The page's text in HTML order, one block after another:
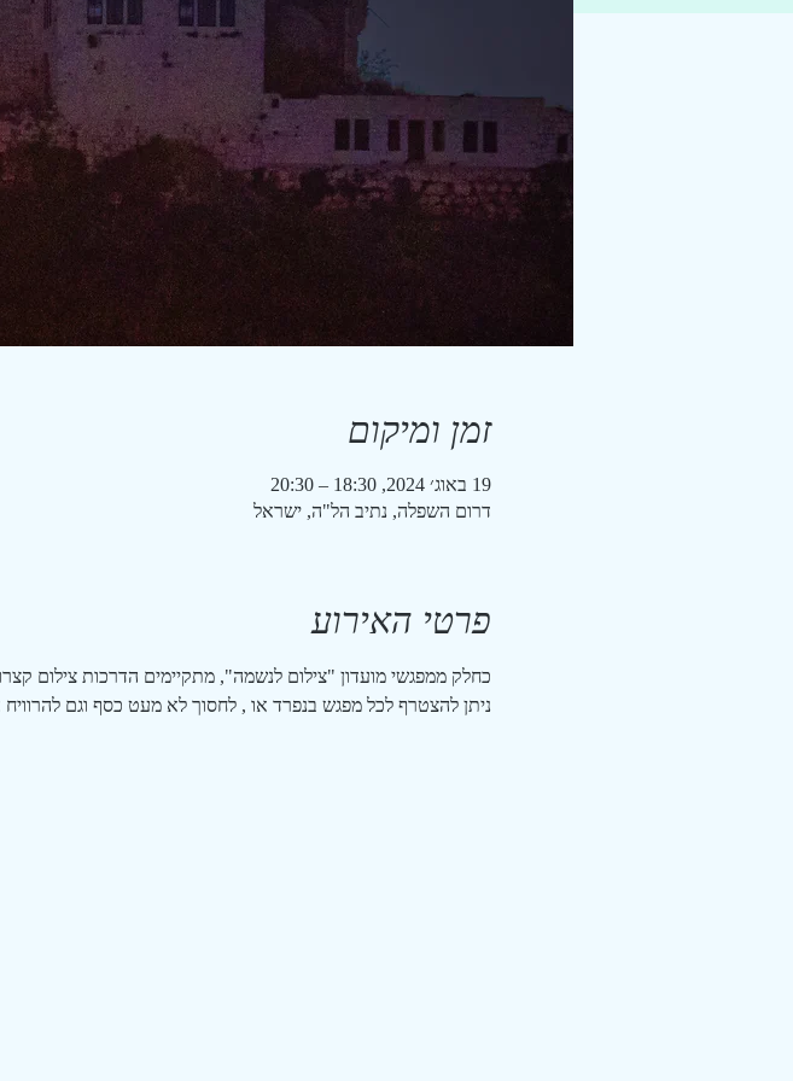
זמן ומיקום
19 באוג׳ 2024, 18:30 – 20:30
דרום השפלה, נתיב הל"ה, ישראל
פרטי האירוע
כחלק ממפגשי מועדון "צילום לנשמה", מתקיימים הדרכות צילום
ניתן להצטרף לכל מפגש בנפרד או , לחסוך לא מעט כסף וגם